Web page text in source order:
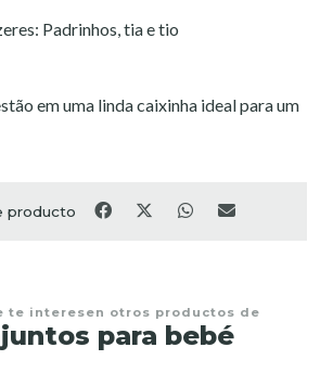
Padrinhos, tia e tio
em uma linda caixinha ideal para um
producto
te interesen otros productos de
para bebé